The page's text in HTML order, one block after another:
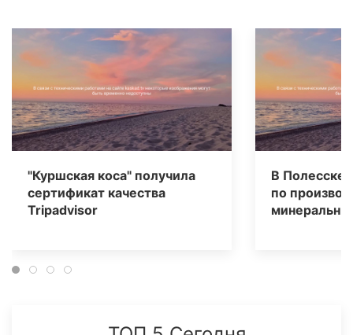
"Куршская коса" получила
сертификат качества
Tripаdvisor
В Полесске
по